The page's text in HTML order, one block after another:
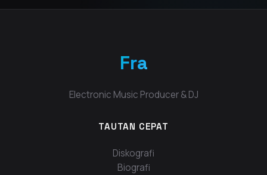
Fra
Electronic Music Producer & DJ
TAUTAN CEPAT
Diskografi
Biografi